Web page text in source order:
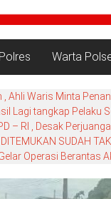
Warta
Ahli Waris Minta
Lagi tangkap Pelaku
– RI , Desak
SUDAH
Operasi Berantas